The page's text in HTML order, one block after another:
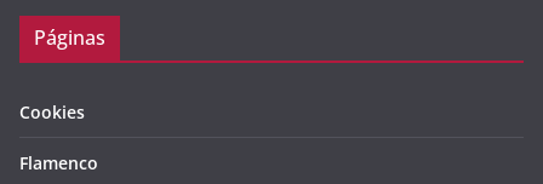
Páginas
Cookies
Flamenco